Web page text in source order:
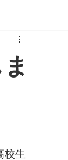
校生